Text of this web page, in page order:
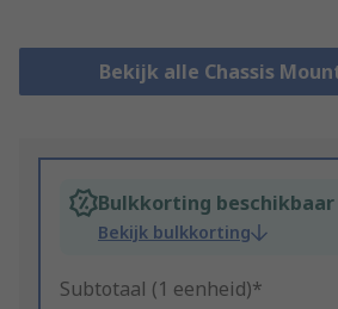
Bekijk alle Chassis
Bulkkorting beschikbaar
Bekijk bulkkorting
Subtotaal (1 eenheid)*